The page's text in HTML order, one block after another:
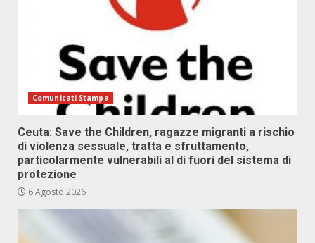
Comunicati Stampa
Ceuta: Save the Children, ragazze migranti a rischio
di violenza sessuale, tratta e sfruttamento,
particolarmente vulnerabili al di fuori del sistema di
protezione
6 Agosto 2026